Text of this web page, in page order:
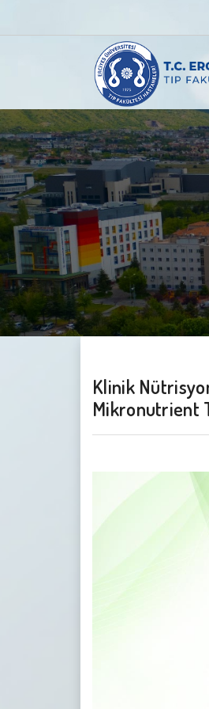
Klinik
Mikronutrient